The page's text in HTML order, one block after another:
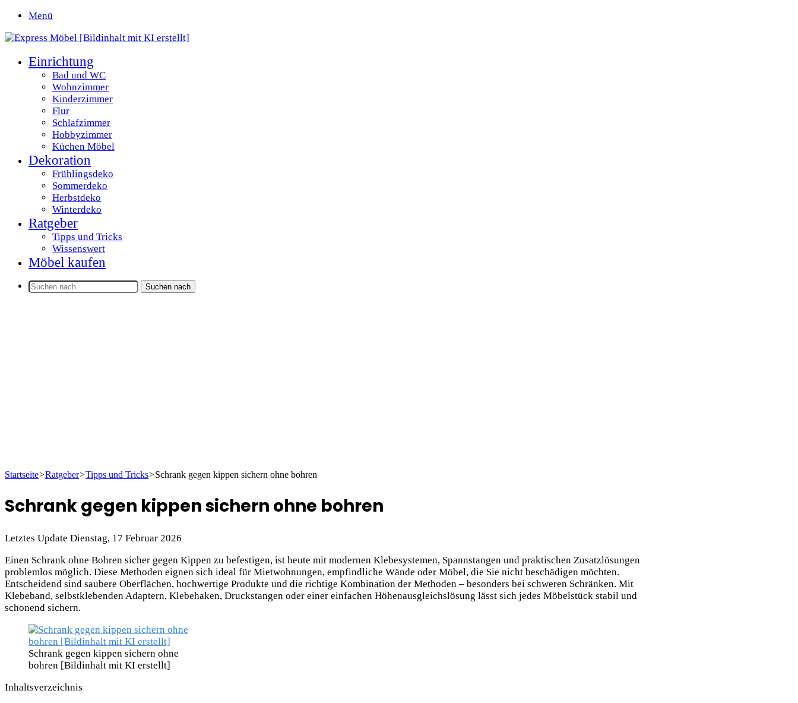
Menü
Einrichtung
Bad und WC
Wohnzimmer
Kinderzimmer
Flur
Schlafzimmer
Hobbyzimmer
Küchen Möbel
Dekoration
Frühlingsdeko
Sommerdeko
Herbstdeko
Winterdeko
Ratgeber
Tipps und Tricks
Wissenswert
Möbel kaufen
Suchen nach
Startseite>Ratgeber>Tipps und Tricks>Schrank gegen kippen sichern ohne bohren
Schrank gegen kippen sichern ohne bohren
Letztes Update Dienstag, 17 Februar 2026
Einen Schrank ohne Bohren sicher gegen Kippen zu befestigen, ist heute mit modernen Klebesystemen, Spannstangen und praktischen Zusatzlösungen
problemlos möglich. Diese Methoden eignen sich ideal für Mietwohnungen, empfindliche Wände oder Möbel, die Sie nicht beschädigen möchten.
Entscheidend sind saubere Oberflächen, hochwertige Produkte und die richtige Kombination der Methoden – besonders bei schweren Schränken. Mit
Klebeband, selbstklebenden Adaptern, Klebehaken, Druckstangen oder einer einfachen Höhenausgleichslösung lässt sich jedes Möbelstück stabil und
schonend sichern.
Schrank gegen kippen sichern ohne
bohren [Bildinhalt mit KI erstellt]
Inhaltsverzeichnis